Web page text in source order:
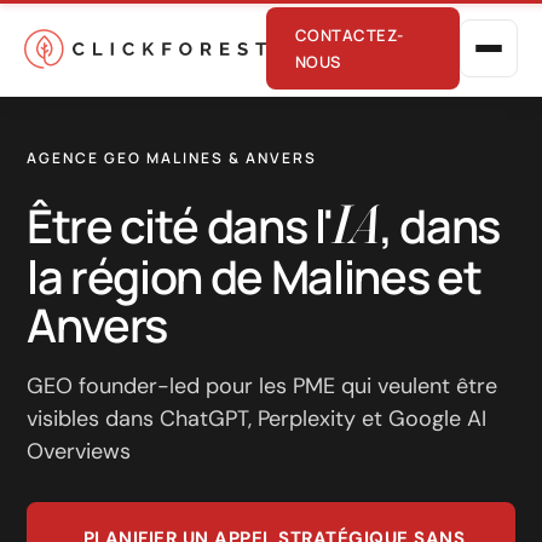
CONTACTEZ-
NOUS
Marketing en ligne
Performance
SEO
GEO
CRO
AGENCE GEO MALINES & ANVERS
Être cité dans l'IA, dans
la région de Malines et
Anvers
GEO founder-led pour les PME qui veulent être
visibles dans ChatGPT, Perplexity et Google AI
Overviews